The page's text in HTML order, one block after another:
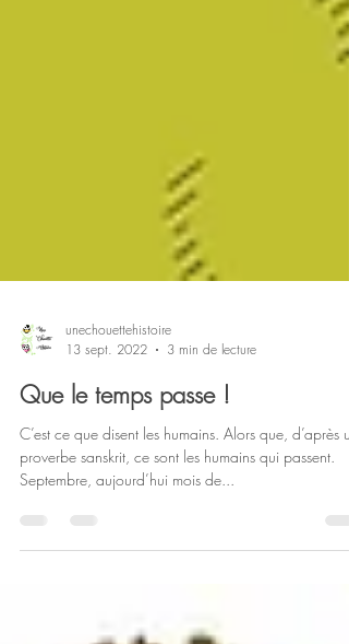
unechouettehistoire
13 sept. 2022
3 min de lecture
Que le temps passe !
C’est ce que disent les humains. Alors que, d’après un